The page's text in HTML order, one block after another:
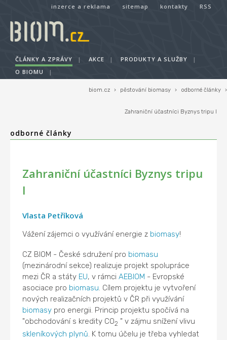
inzerce a reklama sitemap kontakty RSS
ČLÁNKY A ZPRÁVY | AKCE | PRODUKTY A SLUŽBY
|
O BIOMU
|
biom.cz › pěstování biomasy › odborné články ›
Zahraniční účastníci Byznys tripu I
odborné články
Zahraniční účastníci Byznys tripu
I
Vlasta Petříková
Vážení zájemci o využívání energie z biomasy!
CZ BIOM - České sdružení pro biomasu
(mezinárodní sekce) realizuje projekt spolupráce
mezi ČR a státy EU, v rámciAEBIOM - Evropské
asociace pro biomasu. Cílem projektu je vytvoření
nových realizačních projektů v ČR při využívání
biomasy pro energii. Princip projektu spočívá na
"obchodování s kredity CO2 " v zájmu snížení vlivu
skleníkových plynů. K tomu účelu je třeba vyhledat